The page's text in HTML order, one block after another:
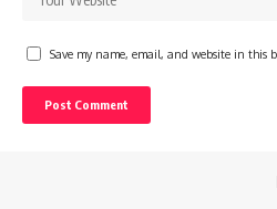
Save my name, email, and website in this